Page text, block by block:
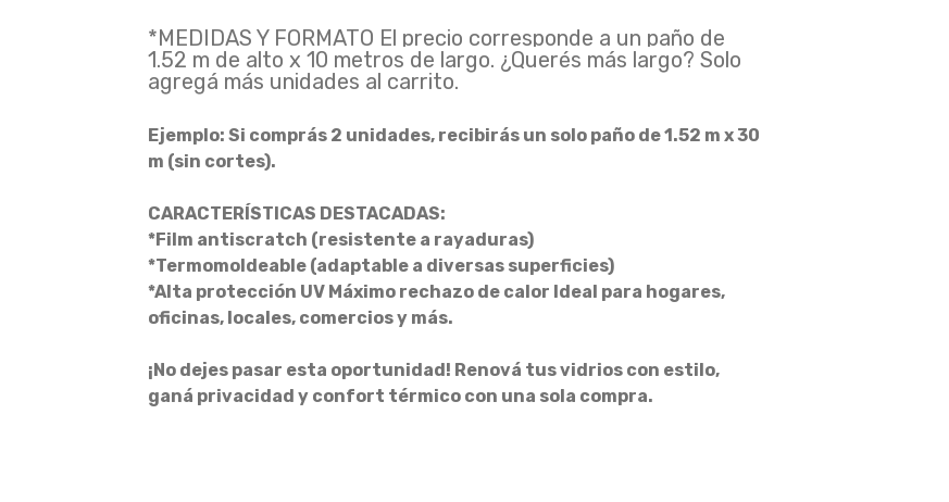
*MEDIDAS Y FORMATO El precio corresponde a un paño de
1.52 m de alto x 10 metros de largo. ¿Querés más largo? Solo
agregá más unidades al carrito.
Ejemplo: Si comprás 2 unidades, recibirás un solo paño de 1.52 m x 30
m (sin cortes).
CARACTERÍSTICAS DESTACADAS:
*Film antiscratch (resistente a rayaduras)
*Termomoldeable (adaptable a diversas superficies)
*Alta protección UV Máximo rechazo de calor Ideal para hogares,
oficinas, locales, comercios y más.
¡No dejes pasar esta oportunidad! Renová tus vidrios con estilo,
ganá privacidad y confort térmico con una sola compra.